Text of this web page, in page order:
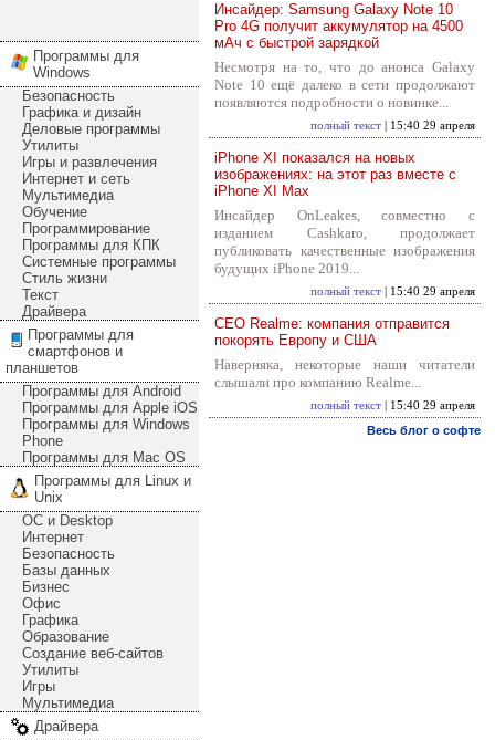
Программы для
Windows
Безопасность
Графика и дизайн
Деловые программы
Утилиты
Игры и развлечения
Интернет и сеть
Мультимедиа
Обучение
Программирование
Программы для КПК
Системные программы
Стиль жизни
Текст
Драйвера
Программы для
смартфонов и
планшетов
Программы для Android
Программы для Apple iOS
Программы для Windows
Phone
Программы для Mac OS
Программы для Linux и
Unix
ОС и Desktop
Интернет
Безопасность
Базы данных
Бизнес
Офис
Графика
Образование
Создание веб-сайтов
Утилиты
Игры
Мультимедиа
Драйвера
Инсайдер: Samsung Galaxy Note 10
Pro 4G получит аккумулятор на 4500
мАч с быстрой зарядкой
Несмотря на то, что до анонса Galaxy
Note 10 ещё далеко в сети продолжают
появляются подробности о новинке...
полный текст | 15:40 29 апреля
iPhone XI показался на новых
изображениях: на этот раз вместе с
iPhone XI Max
Инсайдер OnLeakes, совместно с
изданием Cashkaro, продолжает
публиковать качественные изображения
будущих iPhone 2019...
полный текст | 15:40 29 апреля
CEO Realme: компания отправится
покорять Европу и США
Наверняка, некоторые наши читатели
слышали про компанию Realme...
полный текст | 15:40 29 апреля
Весь блог о софте